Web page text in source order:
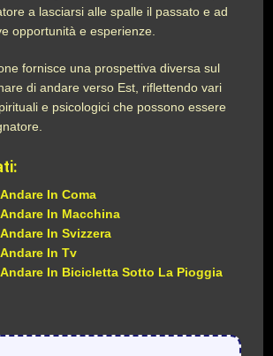
a lasciarsi alle spalle il passato e ad
opportunità e esperienze.
fornisce una prospettiva diversa sul
di andare verso Est, riflettendo vari
e psicologici che possono essere
In Coma
In Macchina
In Svizzera
In Tv
In Bicicletta Sotto La Pioggia